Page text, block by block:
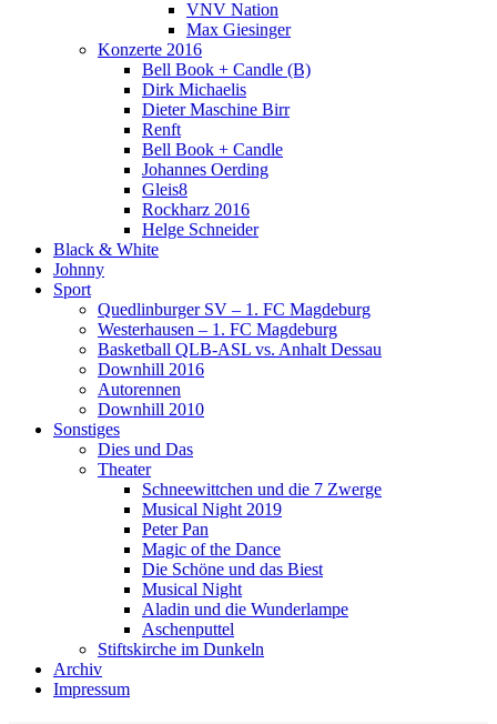
VNV Nation
Max Giesinger
Konzerte 2016
Bell Book + Candle (B)
Dirk Michaelis
Dieter Maschine Birr
Renft
Bell Book + Candle
Johannes Oerding
Gleis8
Rockharz 2016
Helge Schneider
Black & White
Johnny
Sport
Quedlinburger SV – 1. FC Magdeburg
Westerhausen – 1. FC Magdeburg
Basketball QLB-ASL vs. Anhalt Dessau
Downhill 2016
Autorennen
Downhill 2010
Sonstiges
Dies und Das
Theater
Schneewittchen und die 7 Zwerge
Musical Night 2019
Peter Pan
Magic of the Dance
Die Schöne und das Biest
Musical Night
Aladin und die Wunderlampe
Aschenputtel
Stiftskirche im Dunkeln
Archiv
Impressum